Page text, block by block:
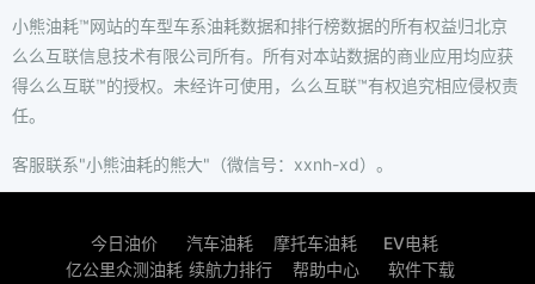
小熊油耗™网站的车型车系油耗数据和排行榜数据的所有权益归北京
么么互联信息技术有限公司所有。所有对本站数据的商业应用均应获
得么么互联™的授权。未经许可使用，么么互联™有权追究相应侵权责
任。
客服联系"小熊油耗的熊大"（微信号：xxnh-xd）。
今日油价 汽车油耗 摩托车油耗
EV电耗
亿公里众测油耗 续航力排行 帮助中心 软件下载